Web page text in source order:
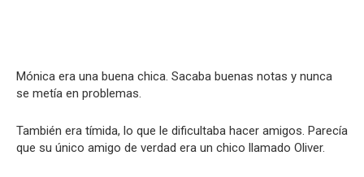
Mónica era una buena chica. Sacaba buenas notas y nunca
se metía en problemas.
También era tímida, lo que le dificultaba hacer amigos. Parecía
que su único amigo de verdad era un chico llamado Oliver.